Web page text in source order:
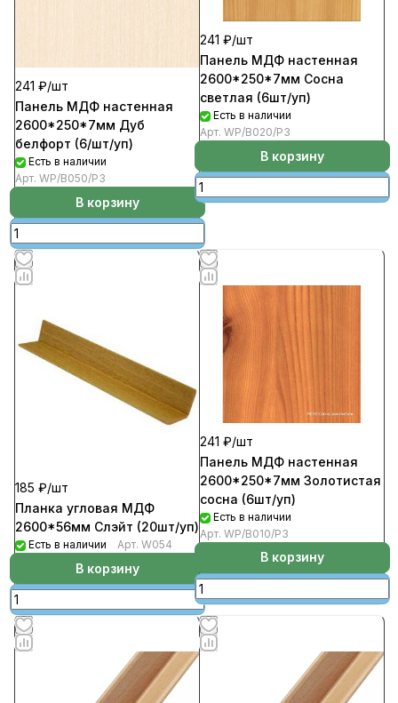
241 ₽/шт
Панель МДФ настенная
2600*250*7мм Дуб
белфорт (6/шт/уп)
Есть в наличии
Арт. WP/В050/Р3
В корзину
241 ₽/шт
Панель МДФ настенная
2600*250*7мм Сосна
светлая (6шт/уп)
Есть в наличии
Арт. WP/В020/Р3
В корзину
185 ₽/шт
Планка угловая МДФ
2600*56мм Слэйт (20шт/уп)
Есть в наличии Арт. W054
В корзину
241 ₽/шт
Панель МДФ настенная
2600*250*7мм Золотистая
сосна (6шт/уп)
Есть в наличии
Арт. WP/В010/Р3
В корзину